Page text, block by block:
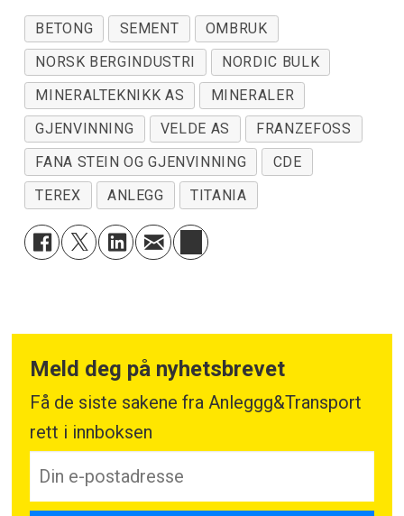
BETONG SEMENT
OMBRUK
NORSK BERGINDUSTRI
NORDIC BULK
MINERALTEKNIKK AS
MINERALER
GJENVINNING
VELDE AS
FRANZEFOSS
FANA STEIN OG GJENVINNING
CDE
TEREX
ANLEGG TITANIA
Meld deg på nyhetsbrevet
Få de siste sakene fra Anleggg&Transport
rett i innboksen